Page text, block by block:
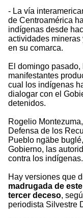
- La vía
de Centroamérica
indígenas desde
actividades
en su comarca.
El domingo
manifestantes
cual los indígenas
dialogar con el
detenidos.
Rogelio
Defensa de los
Pueblo ngäbe
Gobierno, las
contra los indígenas.
Hay versiones que
madrugada de
tercer deceso,
periodista Silvestre